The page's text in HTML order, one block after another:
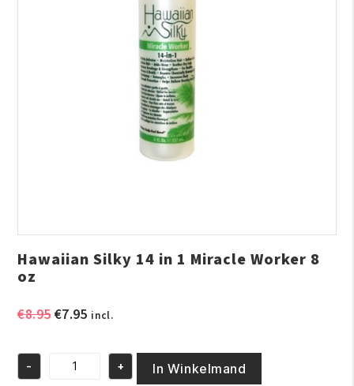
Hawaiian Silky 14 in 1 Miracle Worker 8
oz
€8.95Oorspronkelijke
€8.95.
€7.95Huidige
€7.95.
incl.
Hawaiian
- + In Winkelmand